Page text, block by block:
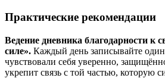
Практические рекомендации
Ведение дневника благодарности к
силе». Каждый день записывайте
чувствовали себя уверенно,
укрепит связь с той частью, которую